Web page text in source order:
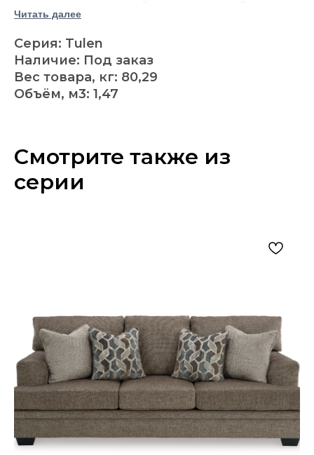
гостиной.
Стиль — современный повседневный,
подходящий для семейной зоны отдыха и
комнаты просмотра.
Конструкция — трехместный диван с
двумя боковыми местами-реклайнерами.
Механизм откидывания ручной,
управляется боковым рычагом.
Каркас выполнен с угловыми блоками и
металлическим усилением сиденья.
Каскадная форма спинки помогает удобно
поддерживают расслабленную посадку и
делают силуэт дивана более уютным.
Просторная посадка рассчитана на отдых
семьи, общение с гостями и вечерние
киномарафоны.
Для ухода рекомендуется регулярно
удалять пыль мягкой сухой тканью или
пылесосом с насадкой для мебели; пятна
лучше очищать точечно, без агрессивной
химии и сильного увлажнения.
Читать далее
Серия: Tulen
Наличие: Под заказ
Вес товара, кг: 80,29
Объём, м3: 1,47
Смотрите также из
серии